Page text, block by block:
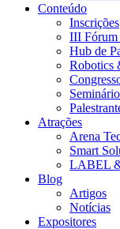
Conteúdo
Inscrições
III
Hub de
Robotics
Atrações
Arena
Smart
LABEL
Blog
Artigos
Notícias
Expositores